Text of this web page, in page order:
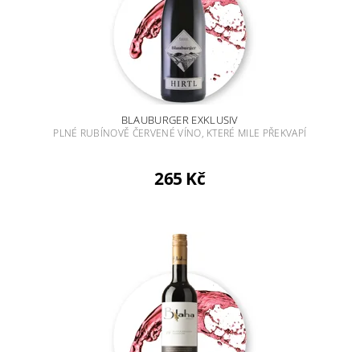
BLAUBURGER EXKLUSIV
PLNÉ RUBÍNOVĚ ČERVENÉ VÍNO, KTERÉ MILE PŘEKVAPÍ
265 Kč